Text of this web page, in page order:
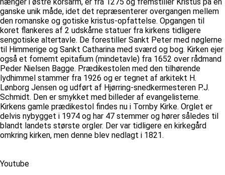
ganske unik måde, idet det repræsenterer overgangen mellem
den romanske og gotiske kristus-opfattelse. Opgangen til
koret flankeres af 2 udskårne statuer fra kirkens tidligere
sengotiske altertavle. De forestiller Sankt Peter med nøglerne
til Himmerige og Sankt Catharina med sværd og bog. Kirken ejer
også et fornemt epitafium (mindetavle) fra 1652 over rådmand
Peder Nielsen Bagge. Prædikestolen med den tilhørende
lydhimmel stammer fra 1926 og er tegnet af arkitekt H.
Lønborg Jensen og udført af Hjørring-snedkermesteren P.J.
Schmidt. Den er smykket med billeder af evangelisterne.
Kirkens gamle prædikestol findes nu i Tornby Kirke. Orglet er
delvis nybygget i 1974 og har 47 stemmer og hører således til
blandt landets største orgler. Der var tidligere en kirkegård
omkring kirken, men denne blev nedlagt i 1821.
Youtube